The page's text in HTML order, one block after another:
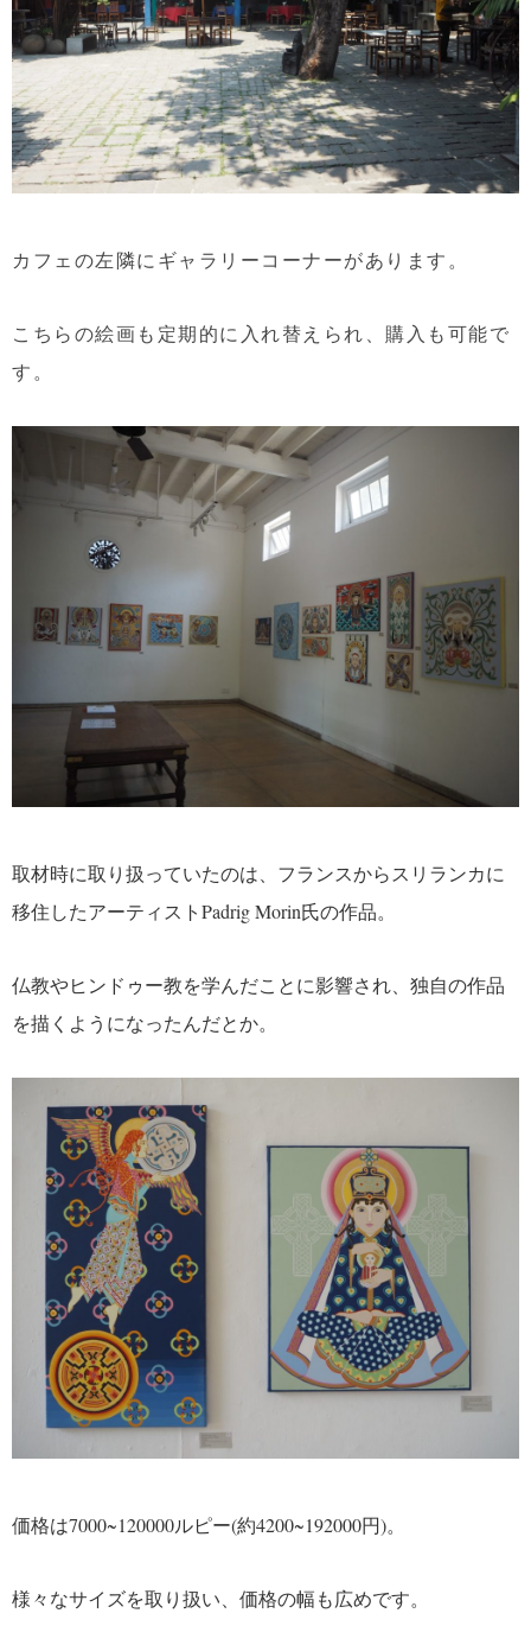
カフェの左隣にギャラリーコーナーがあります。
こちらの絵画も定期的に入れ替えられ、購入も可能で
す。
取材時に取り扱っていたのは、フランスからスリランカに
移住したアーティストPadrig Morin氏の作品。
仏教やヒンドゥー教を学んだことに影響され、独自の作品
を描くようになったんだとか。
価格は7000~120000ルピー(約4200~192000円)。
様々なサイズを取り扱い、価格の幅も広めです。